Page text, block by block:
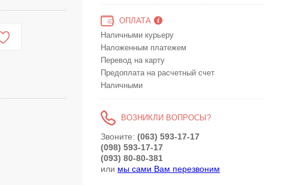
ОПЛАТА
Наличными курьеру
Наложенным платежем
Перевод на карту
Предоплата на расчетный счет
Наличными
ВОЗНИКЛИ ВОПРОСЫ?
Звоните: (063) 593-17-17
(098) 593-17-17
(093) 80-80-381
или мы сами Вам перезвоним